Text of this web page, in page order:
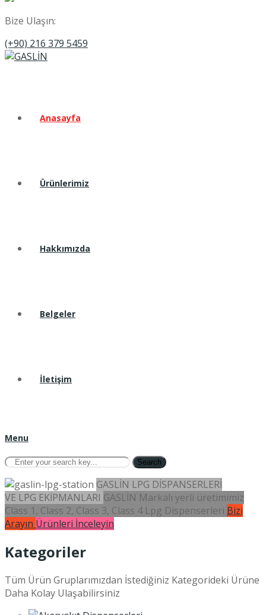
Bize Ulaşın:
(+90) 216 379 5459
Anasayfa
Ürünlerimiz
Hakkımızda
Belgeler
İletişim
Menu
Search
GASLİN LPG DİSPANSERLERİ
VE LPG EKİPMANLARI GASLİN Markalı yerli üretimimiz
Class 1, Class 2, Class 3, Class 4 Lpg Dispenserleri Bizi
Arayın Ürünleri İnceleyin
Kategoriler
Tüm Ürün Gruplarımızdan İstediğiniz Kategorideki Ürüne
Daha Kolay Ulaşabilirsiniz